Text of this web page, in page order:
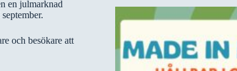
en julmarknad
och besökare att